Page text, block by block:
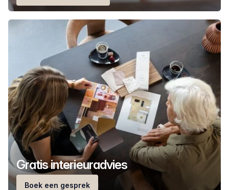
Gratis interieuradvies
Boek een gesprek